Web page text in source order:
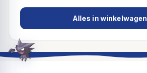
Alles in winkelwagen